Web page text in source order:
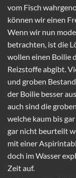
vom Fisch
können wir einen
Wenn wir nun
betrachten, ist die
wollen einen Boilie
Reizstoffe abgibt.
und groben
der Boilie besser
auch sind die
welche kaum bis
gar nicht beurteilt
mit einer
doch im Wasser
Zeit auf.